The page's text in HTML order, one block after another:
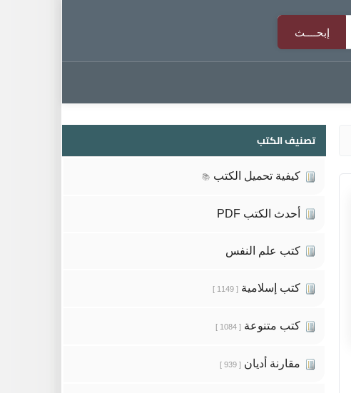
تصنيف الكتب
كيفية تحميل الكتب 📚
أحدث الكتب PDF
كتب علم النفس
كتب إسلامية [ 1149 ]
كتب متنوعة [ 1084 ]
مقارنة أديان [ 939 ]